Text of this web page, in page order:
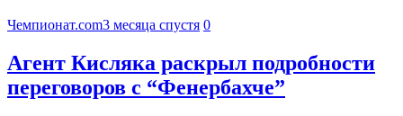
Чемпионат.com3 месяца спустя 0
Агент Кисляка раскрыл подробности
переговоров с “Фенербахче”